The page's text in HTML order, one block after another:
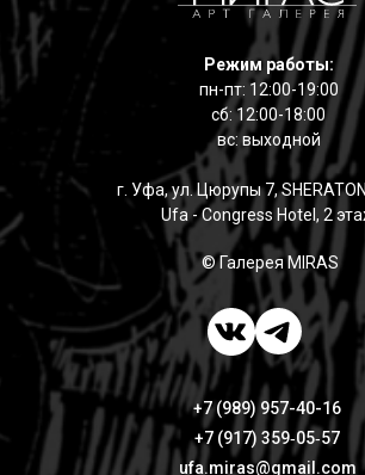
Режим работы:
пн-пт: 12:00-19:00
сб: 12:00-18:00
вс: выходной
г. Уфа, ул. Цюрупы 7,
Ufa - Congress Hotel, 2
© Галерея MIRAS
+7 (989) 957-40-16
+7 (917) 359‑05‑57
ufa.miras@gmail.com